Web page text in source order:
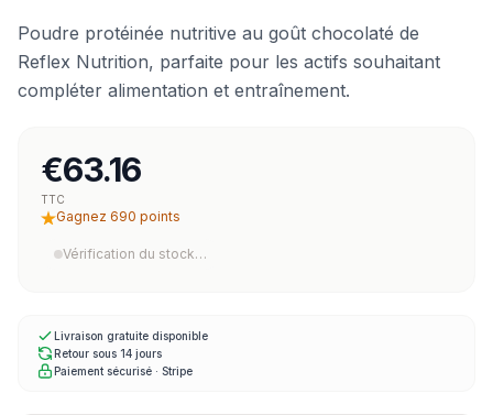
Poudre protéinée nutritive au goût chocolaté de
Reflex Nutrition, parfaite pour les actifs souhaitant
compléter alimentation et entraînement.
€63.16
TTC
Gagnez 690 points
Vérification du stock…
Livraison gratuite disponible
Retour sous 14 jours
Paiement sécurisé · Stripe